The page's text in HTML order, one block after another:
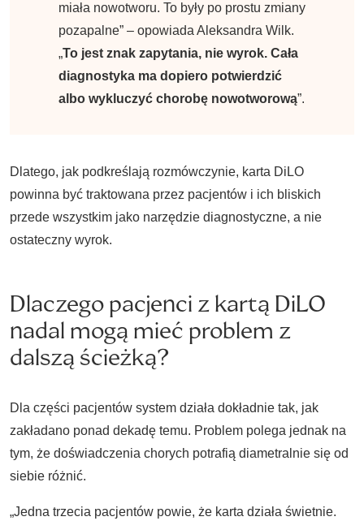
miała nowotworu. To były po prostu zmiany
pozapalne” – opowiada Aleksandra Wilk.
„To jest znak zapytania, nie wyrok. Cała
diagnostyka ma dopiero potwierdzić
albo wykluczyć chorobę nowotworową”.
Dlatego, jak podkreślają rozmówczynie, karta DiLO
powinna być traktowana przez pacjentów i ich bliskich
przede wszystkim jako narzędzie diagnostyczne, a nie
ostateczny wyrok.
Dlaczego pacjenci z kartą DiLO
nadal mogą mieć problem z
dalszą ścieżką?
Dla części pacjentów system działa dokładnie tak, jak
zakładano ponad dekadę temu. Problem polega jednak na
tym, że doświadczenia chorych potrafią diametralnie się od
siebie różnić.
„Jedna trzecia pacjentów powie, że karta działa świetnie.